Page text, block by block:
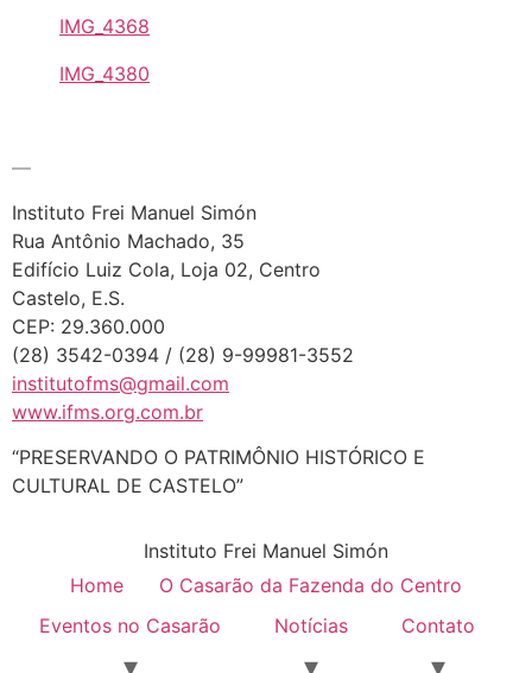
IMG_4368
IMG_4380
—
Instituto Frei Manuel Simón
Rua Antônio Machado, 35
Edifício Luiz Cola, Loja 02, Centro
Castelo, E.S.
CEP: 29.360.000
(28) 3542-0394 / (28) 9-99981-3552
institutofms@gmail.com
www.ifms.org.com.br
“PRESERVANDO O PATRIMÔNIO HISTÓRICO E
CULTURAL DE CASTELO”
Instituto Frei Manuel Simón
Home
O Casarão da Fazenda do Centro
Eventos no Casarão
Notícias Contato